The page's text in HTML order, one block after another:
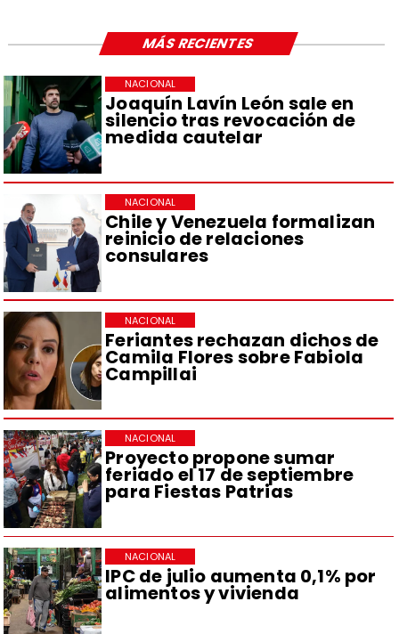
Joaquín Lavín León sale en
silencio tras revocación de
medida cautelar
NACIONAL
Chile y Venezuela formalizan
reinicio de relaciones
consulares
NACIONAL
Feriantes rechazan dichos de
Camila Flores sobre Fabiola
Campillai
NACIONAL
Proyecto propone sumar
feriado el 17 de septiembre
para Fiestas Patrias
NACIONAL
IPC de julio aumenta 0,1% por
alimentos y vivienda
NACIONAL
MÁS RECIENTES